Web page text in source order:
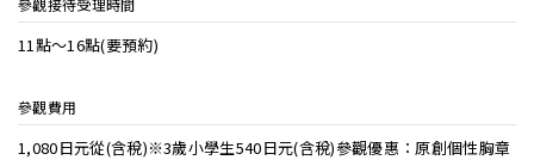
參觀接待受理時間
11點～16點(要預約)
參觀費用
1,080日元從(含稅)※3歲小學生540日元(含稅)參觀優惠：原創個性胸章